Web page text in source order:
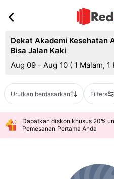
Dekat Akademi Kesehatan
Bisa Jalan Kaki
Aug 09 - Aug 10 ( 1 Malam, 1
Urutkan berdasarkan Filters
Dapatkan diskon khusus 20%
Pemesanan Pertama Anda